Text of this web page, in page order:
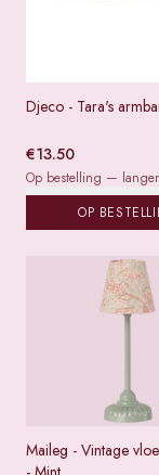
Djeco - Tara's
€13.50
Op bestelling —
OP
Maileg - Vintage